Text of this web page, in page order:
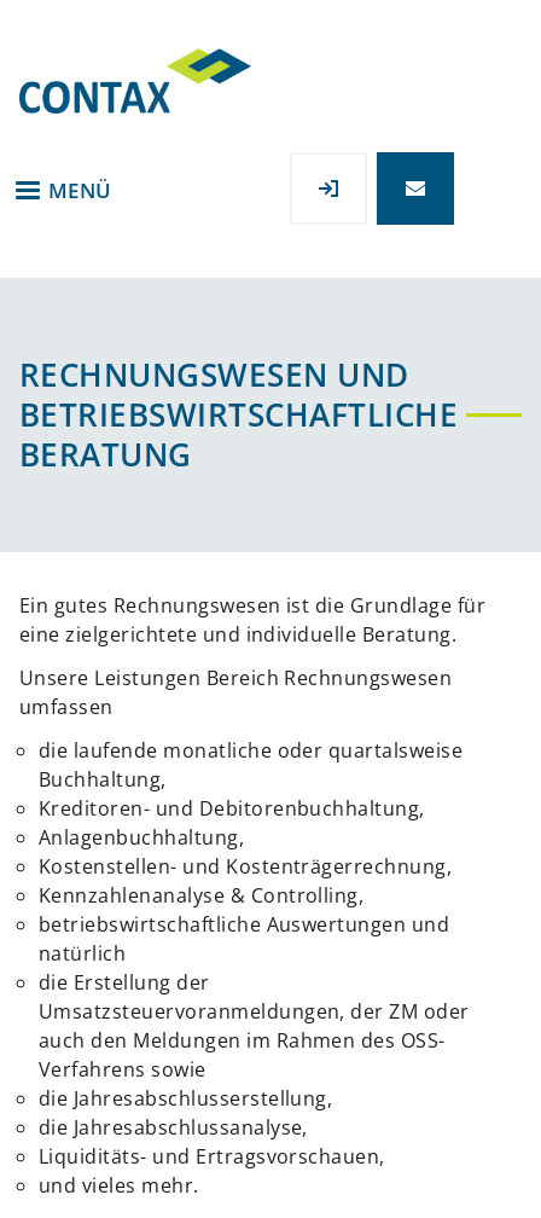
MENÜ
RECHNUNGSWESEN UND
BETRIEBSWIRTSCHAFTLICHE
BERATUNG
Ein gutes Rechnungswesen ist die Grundlage für
eine zielgerichtete und individuelle Beratung.
Unsere Leistungen Bereich Rechnungswesen
umfassen
die laufende monatliche oder quartalsweise
Buchhaltung,
Kreditoren- und Debitorenbuchhaltung,
Anlagenbuchhaltung,
Kostenstellen- und Kostenträgerrechnung,
Kennzahlenanalyse & Controlling,
betriebswirtschaftliche Auswertungen und
natürlich
die Erstellung der
Umsatzsteuervoranmeldungen, der ZM oder
auch den Meldungen im Rahmen des OSS-
Verfahrens sowie
die Jahresabschlusserstellung,
die Jahresabschlussanalyse,
Liquiditäts- und Ertragsvorschauen,
und vieles mehr.